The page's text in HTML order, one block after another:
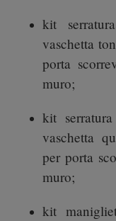
kit
vaschetta
porta
muro;
kit
vaschetta
per porta
muro;
kit